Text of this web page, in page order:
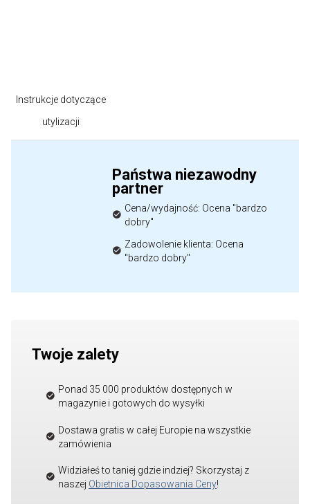
Instrukcje dotyczące
utylizacji
Państwa niezawodny
partner
Cena/wydajność: Ocena "bardzo
dobry"
Zadowolenie klienta: Ocena
"bardzo dobry"
Twoje zalety
Ponad 35 000 produktów dostępnych w
magazynie i gotowych do wysyłki
Dostawa gratis w całej Europie na wszystkie
zamówienia
Widziałeś to taniej gdzie indziej? Skorzystaj z
naszej Obietnica Dopasowania Ceny!